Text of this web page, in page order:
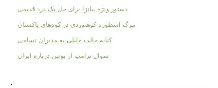
دستور ویژه پیاتزا برای حل یک درد قدیمی
مرگ اسطوره کوهنوردی در کوه‌های پاکستان
کنایه جالب خلیلی به مدیران نساجی
سوال ترامپ از پوتین درباره ایران
.